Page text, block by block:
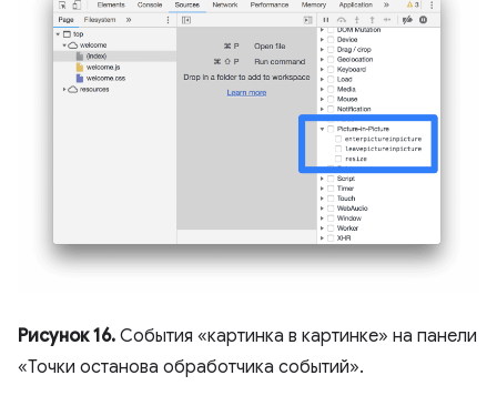
Рисунок 16. События «картинка в картинке» на панели
«Точки останова обработчика событий».